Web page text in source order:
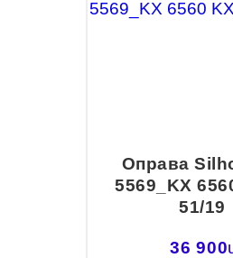
Оправа
5569_KX
51/19
36 900